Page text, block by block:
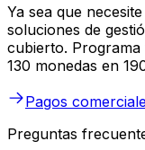
Ya sea que
soluciones de
cubierto.
130 monedas en
Pagos
Preguntas